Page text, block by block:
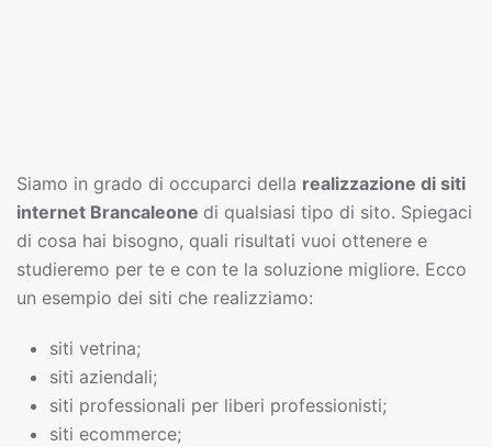
Siamo in grado di occuparci della realizzazione di siti
internet Brancaleone di qualsiasi tipo di sito. Spiegaci
di cosa hai bisogno, quali risultati vuoi ottenere e
studieremo per te e con te la soluzione migliore. Ecco
un esempio dei siti che realizziamo:
siti vetrina;
siti aziendali;
siti professionali per liberi professionisti;
siti ecommerce;